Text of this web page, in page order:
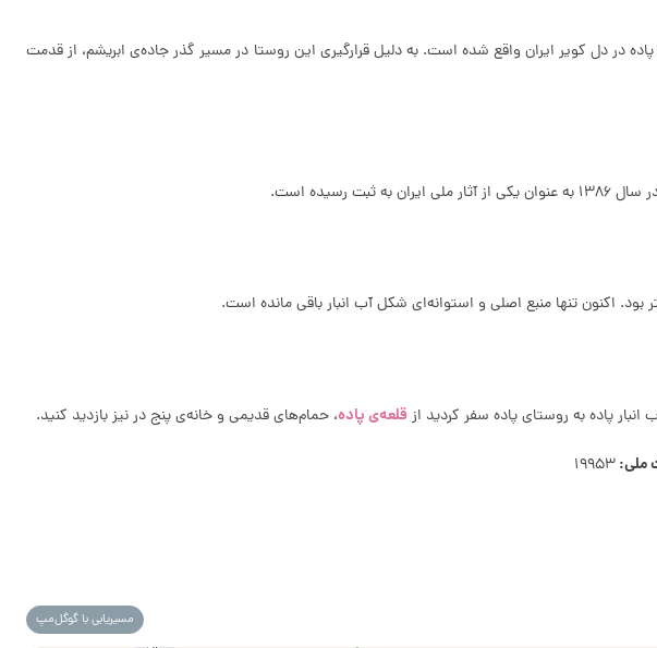
در دل کویر ایران واقع شده است. به دلیل قرارگیری این روستا در مسیر گذر جاده‌ی ابریشم، از قدمت
پاده به روستای پاده سفر کردید از قلعه‌ی پاده، حمام‌های قدیمی و خانه‌ی پنج در نیز بازدید کنید.
ملی:19953
مسیریابی با گوگل‌مپ